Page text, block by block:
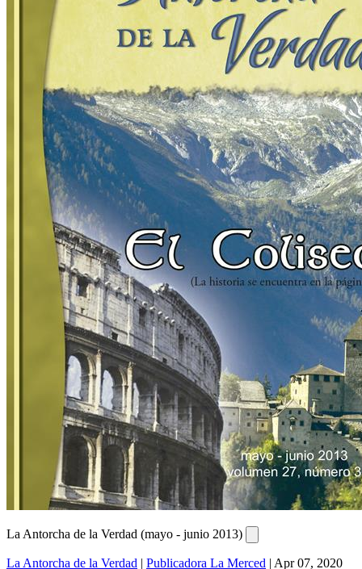
La Antorcha de la Verdad (mayo - junio 2013)
La Antorcha de la Verdad | Publicadora La Merced | Apr 07, 2020